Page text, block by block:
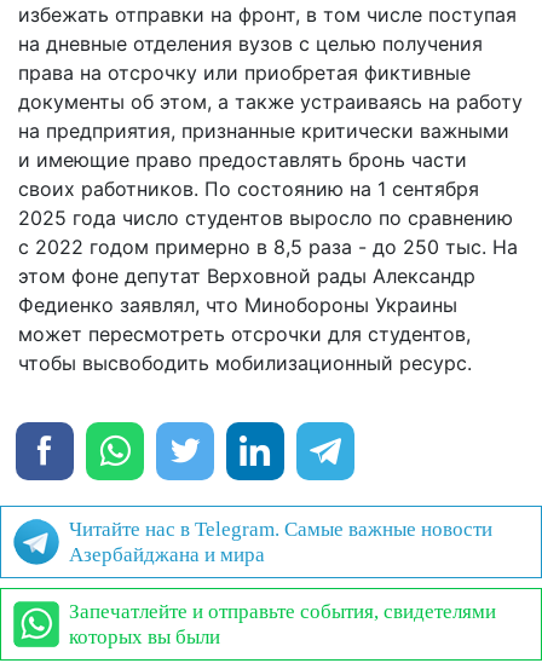
избежать отправки на фронт, в том числе поступая
на дневные отделения вузов с целью получения
права на отсрочку или приобретая фиктивные
документы об этом, а также устраиваясь на работу
на предприятия, признанные критически важными
и имеющие право предоставлять бронь части
своих работников. По состоянию на 1 сентября
2025 года число студентов выросло по сравнению
с 2022 годом примерно в 8,5 раза - до 250 тыс. На
этом фоне депутат Верховной рады Александр
Федиенко заявлял, что Минобороны Украины
может пересмотреть отсрочки для студентов,
чтобы высвободить мобилизационный ресурс.
Читайте нас в Telegram. Самые важные новости
Азербайджана и мира
Запечатлейте и отправьте события, свидетелями
которых вы были